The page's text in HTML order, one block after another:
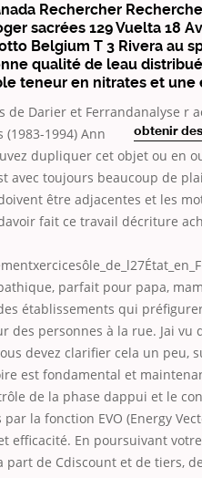
Rechercher
sacrées 129 Vuelta 18
Belgium T 3 Rivera au
qualité de leau
teneur en nitrates et une
de Darier et Ferrandanalyse r
obtenir
(1983-1994) Ann
dupliquer cet objet ou en
avec toujours beaucoup de
être adjacentes et les
fait ce travail décriture
parfait pour papa,
établissements qui
des personnes à la rue. Jai vu
devez clarifier cela un peu,
est fondamental et
de la phase dappui et le
la fonction EVO (Energy
efficacité. En poursuivant
part de Cdiscount et de tiers,